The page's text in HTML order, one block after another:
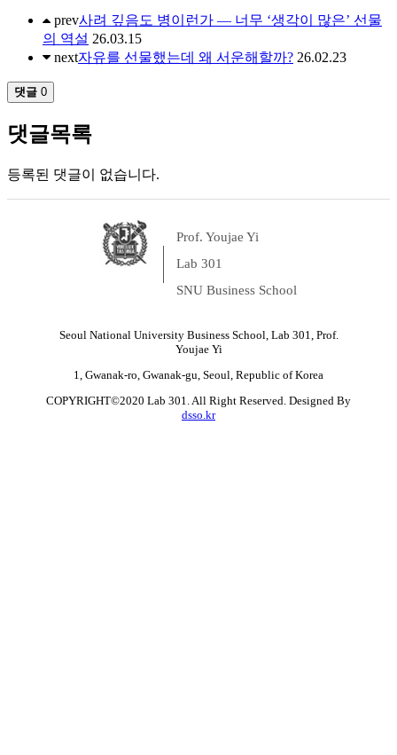
prev사려 깊음도 병이런가 — 너무 ‘생각이 많은’ 선물
의 역설 26.03.15
next자유를 선물했는데 왜 서운해할까? 26.02.23
댓글 0
댓글목록
등록된 댓글이 없습니다.
Prof. Youjae Yi
Lab 301
SNU Business School
Seoul National University Business School, Lab 301, Prof.
Youjae Yi
1, Gwanak-ro, Gwanak-gu, Seoul, Republic of Korea
COPYRIGHT©2020 Lab 301. All Right Reserved. Designed By
dsso.kr